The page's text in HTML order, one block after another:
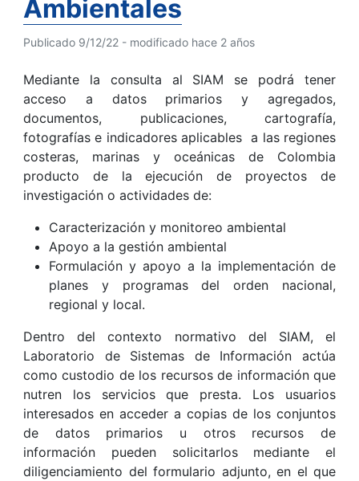
Ambientales
Publicado 9/12/22 - modificado hace 2 años
Mediante la consulta al SIAM se podrá tener
acceso a datos primarios y agregados,
documentos, publicaciones, cartografía,
fotografías e indicadores aplicables a las regiones
costeras, marinas y oceánicas de Colombia
producto de la ejecución de proyectos de
investigación o actividades de:
Caracterización y monitoreo ambiental
Apoyo a la gestión ambiental
Formulación y apoyo a la implementación de
planes y programas del orden nacional,
regional y local.
Dentro del contexto normativo del SIAM, el
Laboratorio de Sistemas de Información actúa
como custodio de los recursos de información que
nutren los servicios que presta. Los usuarios
interesados en acceder a copias de los conjuntos
de datos primarios u otros recursos de
información pueden solicitarlos mediante el
diligenciamiento del formulario adjunto, en el que